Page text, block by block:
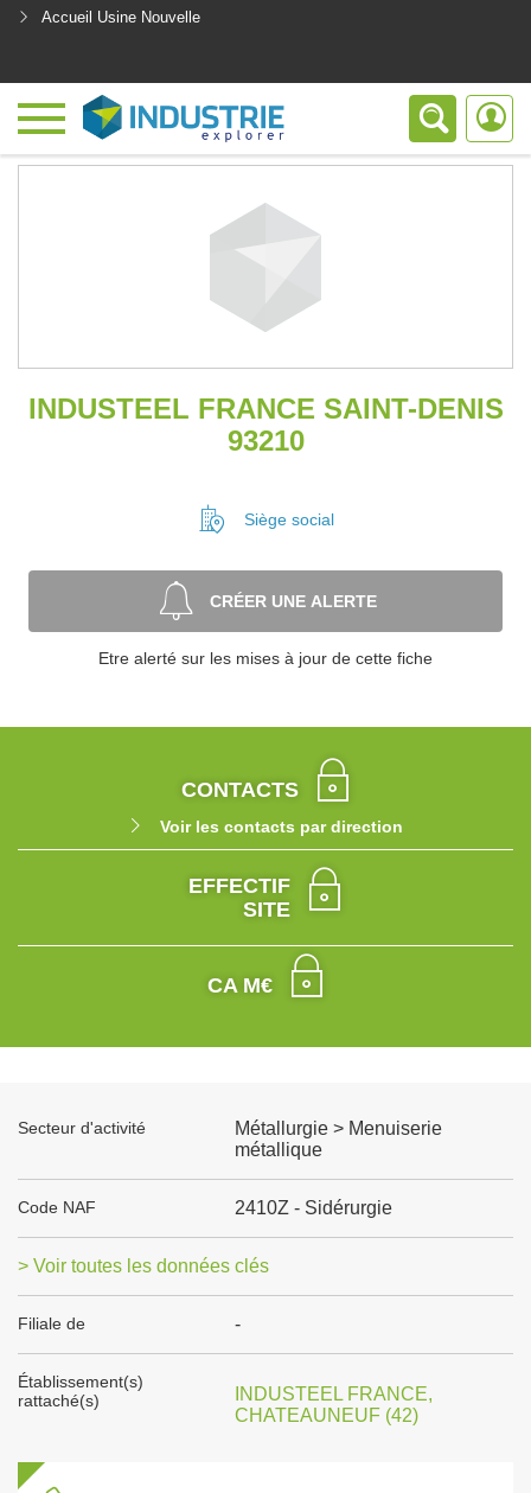
Accueil Usine Nouvelle
INDUSTEEL FRANCE SAINT-DENIS
93210
Siège social
CRÉER UNE ALERTE
Etre alerté sur les mises à jour de cette fiche
CONTACTS
Voir les contacts par direction
EFFECTIF
SITE
CA M€
Secteur d'activité
Métallurgie > Menuiserie
métallique
Code NAF 2410Z - Sidérurgie
> Voir toutes les données clés
Filiale de -
Établissement(s)
rattaché(s)
INDUSTEEL FRANCE,
CHATEAUNEUF (42)